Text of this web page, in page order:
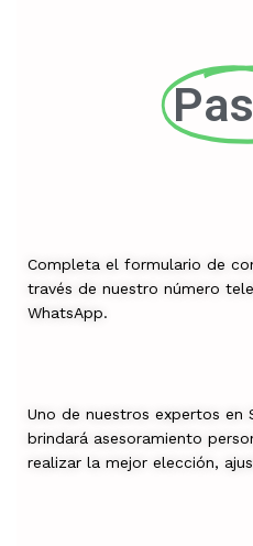
Completa el formulario de
través de nuestro número
WhatsApp.
Uno de nuestros expertos en
brindará asesoramiento
realizar la mejor elección,